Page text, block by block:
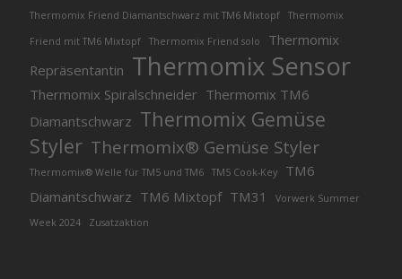
Thermomix Friend Diamantschwarz mit TM6 Mixtopf
Thermomix
Friend mit TM6 Mixtopf Thermomix Friend solo
Thermomix
Repräsentantin Thermomix Sensor
Thermomix Spiralschneider Thermomix TM6
Diamantschwarz Thermomix Gemüse
Styler Thermomix® Gemüse Styler
Thermomix® Welle für TM5 und TM6 TM5 Cook-Key
TM6
Diamantschwarz TM6 Mixtopf TM31
Vorwerk Summer
Week 2024
Zusatzaktion